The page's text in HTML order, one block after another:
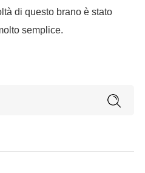
di questo brano è stato
semplice.